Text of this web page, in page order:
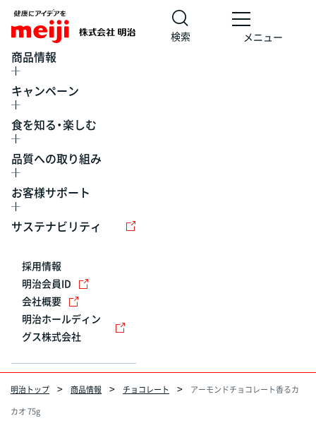
検索 メニュー
商品情報
キャンペーン
食を知る・楽しむ
品質への取り組み
お客様サポート
サステナビリティ
採用情報
明治会員ID
会社概要
明治ホールディン
グス株式会社
明治トップ 商品情報 チョコレート
アーモンドチョコレート香るカ
カオ 75g